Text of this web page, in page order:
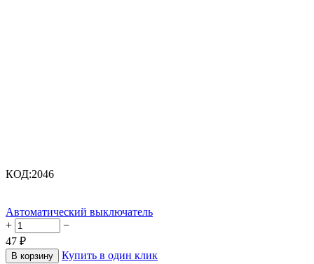
КОД:2046
Автоматический выключатель
+
−
47 ₽
В корзину
Купить в один клик